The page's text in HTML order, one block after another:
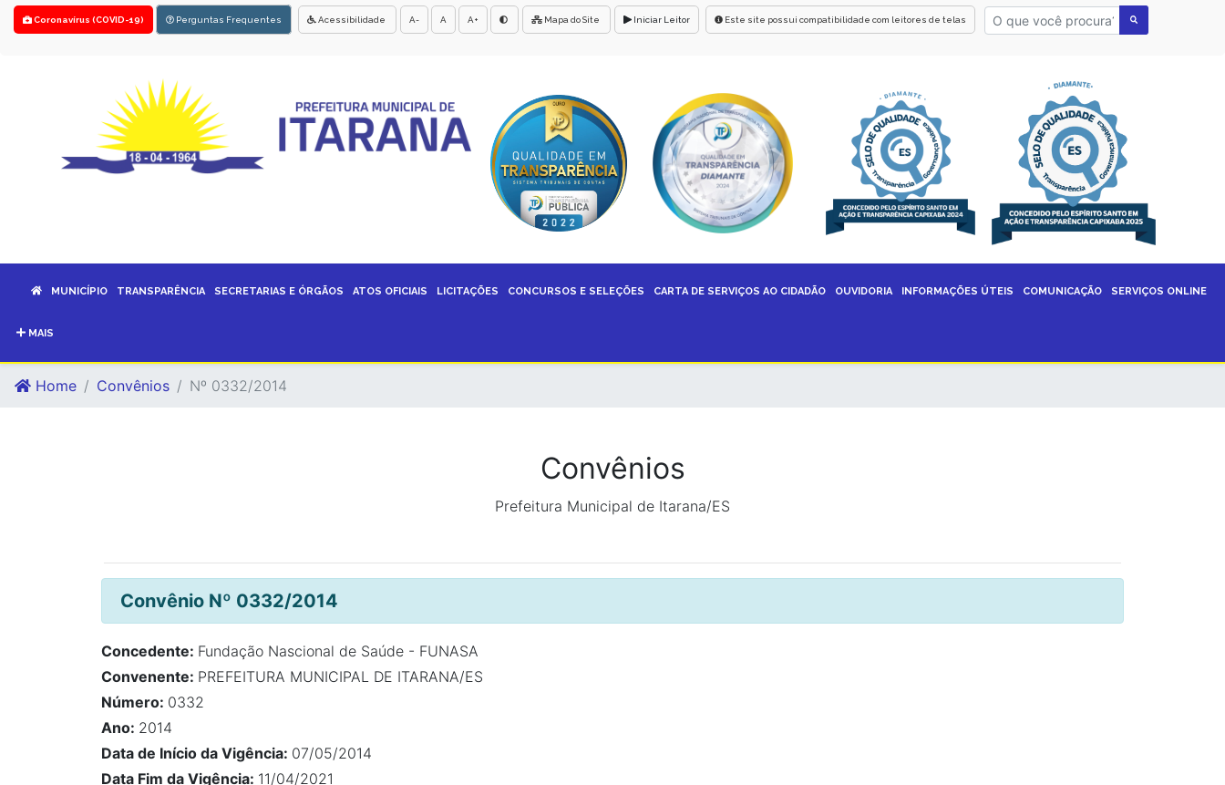
Coronavírus (COVID-19) Perguntas Frequentes Acessibilidade A- A A+ Mapa do Site Iniciar Leitor Este site possui compatibilidade com leitores de telas
MUNICÍPIO TRANSPARÊNCIA SECRETARIAS E ÓRGÃOS ATOS OFICIAIS LICITAÇÕES CONCURSOS E SELEÇÕES CARTA DE SERVIÇOS AO CIDADÃO OUVIDORIA INFORMAÇÕES ÚTEIS COMUNICAÇÃO SERVIÇOS ONLINE
MAIS
Home Convênios Nº 0332/2014
Convênios
Prefeitura Municipal de Itarana/ES
Convênio Nº 0332/2014
Concedente: Fundação Nascional de Saúde - FUNASA
Convenente: PREFEITURA MUNICIPAL DE ITARANA/ES
Número: 0332
Ano: 2014
Data de Início da Vigência: 07/05/2014
Data Fim da Vigência: 11/04/2021